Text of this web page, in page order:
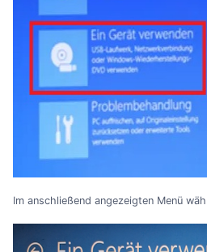
Im anschließend angezeigten Menü